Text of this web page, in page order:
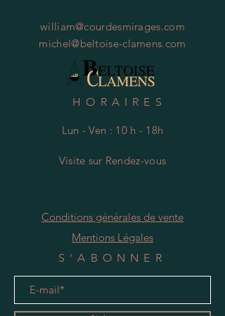
william@courdesmirages.com
michel@beltoise-clamens.com
HORAIRES
Lun - Ven : 10 h - 18h
Visite sur Rendez-vous
Conditions générales de vente
Mentions Légales
S'ABONNER